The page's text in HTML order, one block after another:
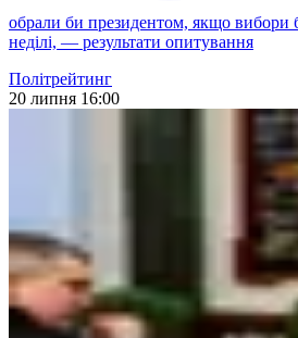
обрали би президентом, якщо вибори
неділі, — результати опитування
Політрейтинг
20 липня 16:00